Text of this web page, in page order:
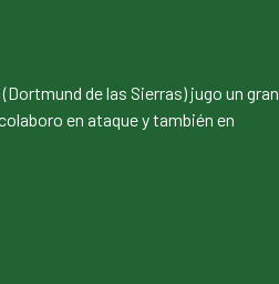
de las Sierras) jugo un gran
en ataque y también en